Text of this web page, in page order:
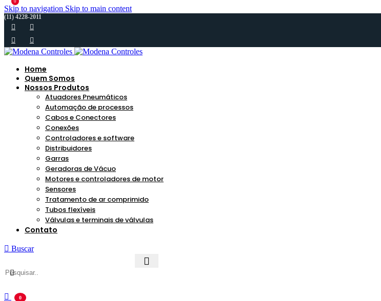
Skip to navigation Skip to main content
(11) 4228-2011
Home
Quem Somos
Nossos Produtos
Atuadores Pneumáticos
Automação de processos
Cabos e Conectores
Conexões
Controladores e software
Distribuidores
Garras
Geradoras de Vácuo
Motores e controladores de motor
Sensores
Tratamento de ar comprimido
Tubos flexíveis
Válvulas e terminais de válvulas
Contato
Buscar
0
0